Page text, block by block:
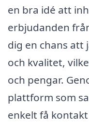
en bra idé att
erbjudanden
dig en chans att
och kvalitet,
och pengar.
plattform som
enkelt få